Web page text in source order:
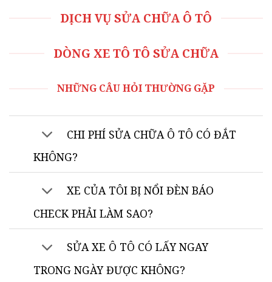
DỊCH VỤ SỬA CHỮA Ô TÔ
DÒNG XE TÔ TÔ SỬA CHỮA
NHỮNG CÂU HỎI THƯỜNG GẶP
CHI PHÍ SỬA CHỮA Ô TÔ CÓ ĐẮT
KHÔNG?
XE CỦA TÔI BỊ NỔI ĐÈN BÁO
CHECK PHẢI LÀM SAO?
SỬA XE Ô TÔ CÓ LẤY NGAY
TRONG NGÀY ĐƯỢC KHÔNG?